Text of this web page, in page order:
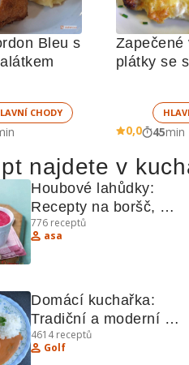
Bleu s
CHODY
Zapečené
plátky se
0,0 45min
najdete v
Houbové lahůdky:
Recepty na boršč,
houbové polévky a
776 receptů
asa
Domácí kuchařka:
Tradiční a moderní
recepty
4614receptů
Golf